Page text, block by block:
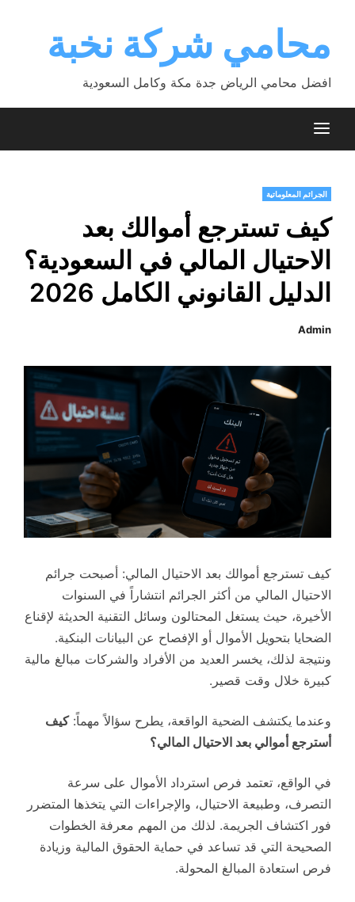
contentمحامي شركة نخبة
افضل محامي الرياض جدة مكة وكامل السعودية
الجرائم المعلوماتية
كيف تسترجع أموالك بعد
الاحتيال المالي في السعودية؟
الدليل القانوني الكامل 2026
Admin
كيف تسترجع أموالك بعد الاحتيال المالي: أصبحت جرائم
الاحتيال المالي من أكثر الجرائم انتشاراً في السنوات
الأخيرة، حيث يستغل المحتالون وسائل التقنية الحديثة لإقناع
الضحايا بتحويل الأموال أو الإفصاح عن البيانات البنكية.
ونتيجة لذلك، يخسر العديد من الأفراد والشركات مبالغ مالية
كبيرة خلال وقت قصير.
وعندما يكتشف الضحية الواقعة، يطرح سؤالاً مهماً:كيف
أسترجع أموالي بعد الاحتيال المالي؟
في الواقع، تعتمد فرص استرداد الأموال على سرعة
التصرف، وطبيعة الاحتيال، والإجراءات التي يتخذها المتضرر
فور اكتشاف الجريمة. لذلك من المهم معرفة الخطوات
الصحيحة التي قد تساعد في حماية الحقوق المالية وزيادة
فرص استعادة المبالغ المحولة.